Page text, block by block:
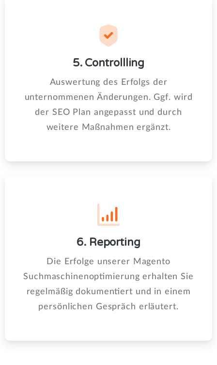
5. Controllling
Auswertung des Erfolgs der
unternommenen Änderungen. Ggf. wird
der SEO Plan angepasst und durch
weitere Maßnahmen ergänzt.
6. Reporting
Die Erfolge unserer Magento
Suchmaschinenoptimierung erhalten Sie
regelmäßig dokumentiert und in einem
persönlichen Gespräch erläutert.